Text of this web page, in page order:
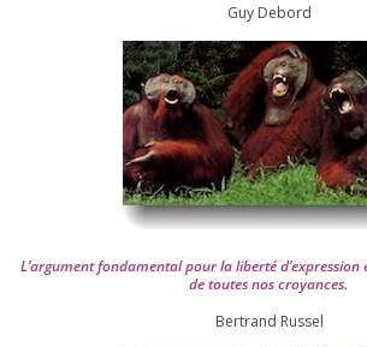
Guy Debord
L’argument fon­da­men­tal pour la liber­té
de toutes nos croyances.
Ber­trand Russel